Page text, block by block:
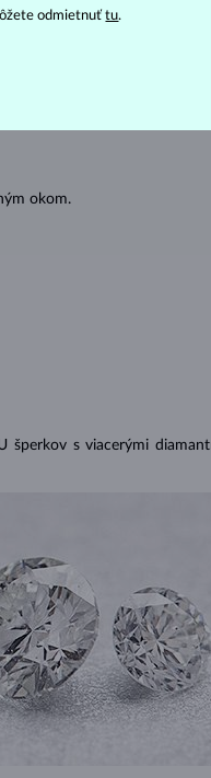
prsteňov
okom.
šperkov s viacerými
odmietnuťtu.